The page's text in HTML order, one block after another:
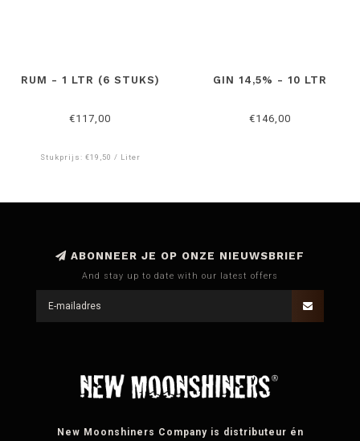
RUM - 1 LTR (6 STUKS)
€117,00
Stukprijs: €19,50 / Liter
GIN 14,5% - 10 LTR
€146,00
ABONNEER JE OP ONZE NIEUWSBRIEF
And stay up to date with our latest offers
New Moonshiners Company is distributeur én